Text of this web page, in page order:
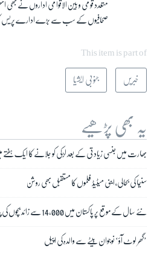
متعدد قومی و بین الاقوامی اداروں نے
صحافیوں کے سب سے بڑے ادارے پریس
This item is part of
خبریں جنوبی ایشیا
یہ بھی پڑھیے
بھارت میں جنسی زیادتی کے بعد لڑکی کو جلانے کا ایک ہفتے میں
سنیما کی بحالی، اینی میٹیڈ فلموں کا مستقبل بھی روشن
نئے سال کے موقع پر پاکستان میں 14,000 سے زائد بچوں کی پیدائش
’گھر لوٹ آؤ‘ نوجوان بیٹے سے والدہ کی اپیل